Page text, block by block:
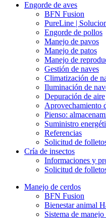
Engorde de aves
BFN Fusion
PureLine |
Engorde de pollos
Manejo de pavos
Manejo de patos
Manejo de
Gestión de naves
Climatización de
Iluminación de
Depuración de aire
Aprovechamiento
Pienso:
Suministro
Referencias
Solicitud de
Cría de insectos
Informaciones y
Solicitud de
Manejo de cerdos
BFN Fusion
Bienestar animal
Sistema de